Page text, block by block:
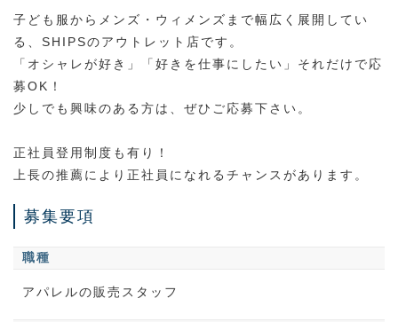
子ども服からメンズ・ウィメンズまで幅広く展開してい
る、SHIPSのアウトレット店です。
「オシャレが好き」「好きを仕事にしたい」それだけで応
募OK！
少しでも興味のある方は、ぜひご応募下さい。
正社員登用制度も有り！
上長の推薦により正社員になれるチャンスがあります。
募集要項
職種
アパレルの販売スタッフ